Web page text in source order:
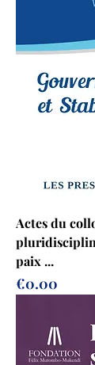
Actes du
paix ...
Price
€0.00